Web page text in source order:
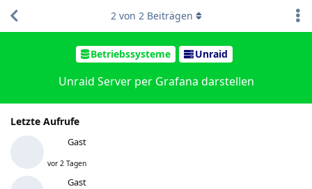
Betriebssysteme Unraid
Unraid Server per Grafana darstellen
Letzte Aufrufe
Gast
vor 2 Tagen
Gast
2von 2Beiträgen